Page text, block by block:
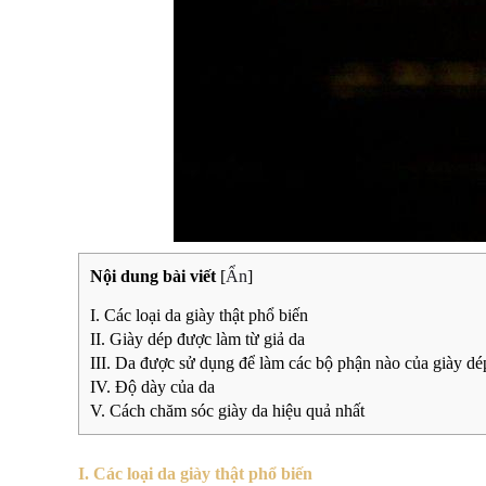
Nội dung bài viết [Ẩn]
I. Các loại da giày thật phổ biến
II. Giày dép được làm từ giả da
III. Da được sử dụng để làm các bộ phận nào của giày
IV. Độ dày của da
V. Cách chăm sóc giày da hiệu quả nhất
I. Các loại da giày thật phổ biến